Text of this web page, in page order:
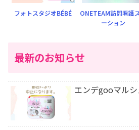
フォトスタジオBÉBÉ
ONETEAM訪問看護
ーション
最新のお知らせ
エンデgooマル